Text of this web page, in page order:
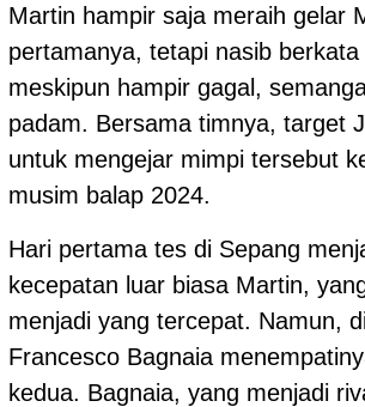
Martin hampir saja meraih gelar
pertamanya, tetapi nasib berkata
meskipun hampir gagal,
padam. Bersama timnya, target
untuk mengejar mimpi tersebut
musim balap 2024.
Hari pertama tes di Sepang
kecepatan luar biasa Martin,
menjadi yang tercepat. Namun,
Francesco Bagnaia
kedua. Bagnaia, yang menjadi